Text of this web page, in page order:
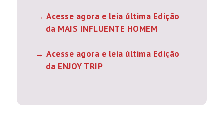
Acesse agora e leia última Edição
da MAIS INFLUENTE HOMEM
Acesse agora e leia última Edição
da ENJOY TRIP